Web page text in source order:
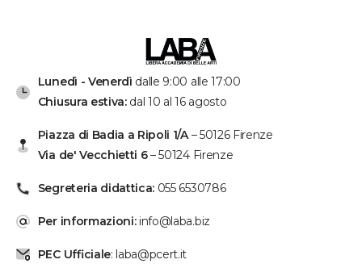
Lunedì - Venerdì dalle 9:00 alle 17:00
Chiusura estiva:dal 10 al 16 agosto
Piazza di Badia a Ripoli 1/A – 50126 Firenze
Via de' Vecchietti 6 – 50124 Firenze
Segreteria didattica: 055 6530786
Per informazioni:info@laba.biz
PEC Ufficiale: laba@pcert.it